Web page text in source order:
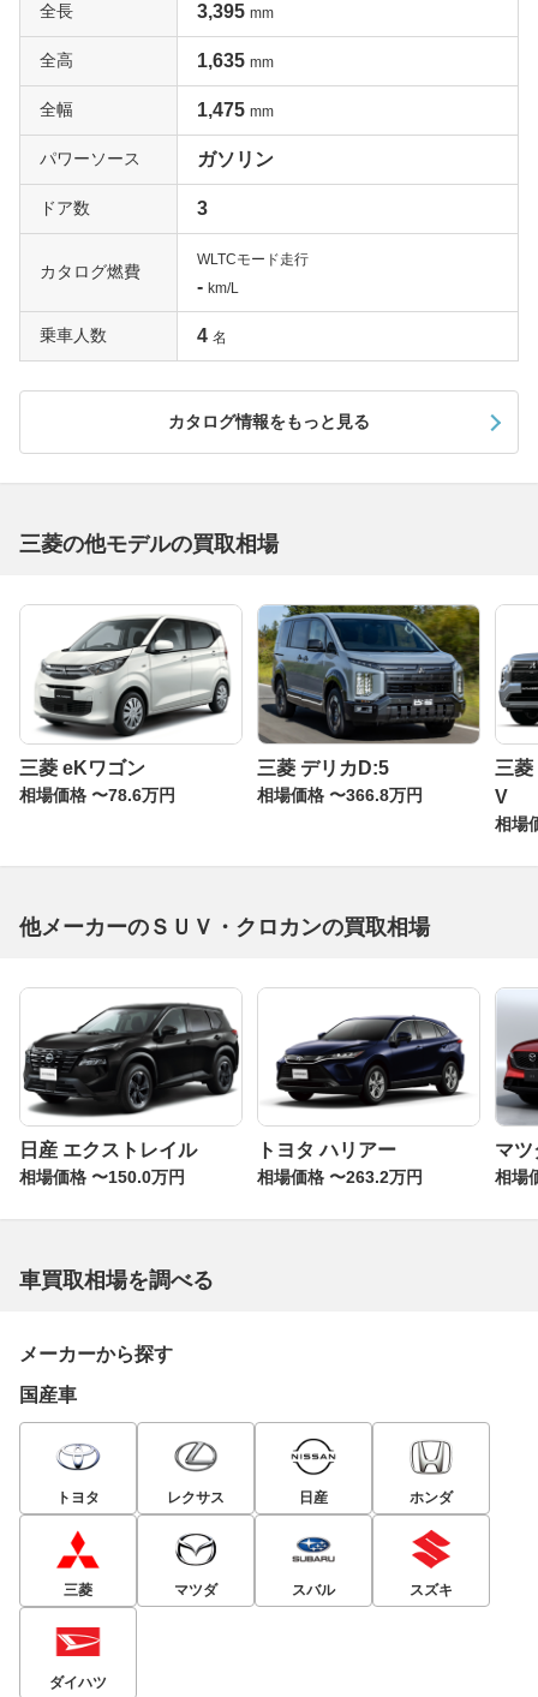
全長 3,395 mm
全高 1,635 mm
全幅 1,475 mm
パワーソース ガソリン
ドア数 3
カタログ燃費
WLTCモード走行
- km/L
乗車人数 4 名
カタログ情報をもっと見る
三菱の他モデルの買取相場
三菱 eKワゴン
相場価格 〜78.6万円
三菱 デリカD:5
相場価格 〜366.8万円
三
V
相場
他メーカーのＳＵＶ・クロカンの買取相場
日産 エクストレイル
相場価格 〜150.0万円
トヨタ ハリアー
相場価格 〜263.2万円
マツ
相場
車買取相場を調べる
メーカーから探す
国産車
トヨタ レクサス 日産 ホンダ
三菱 マツダ スバル スズキ
ダイハツ